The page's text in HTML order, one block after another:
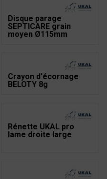
Disque parage
SEPTICARE grain
moyen Ø115mm
Crayon d'écornage
BELOTY 8g
Rénette UKAL pro
lame droite large